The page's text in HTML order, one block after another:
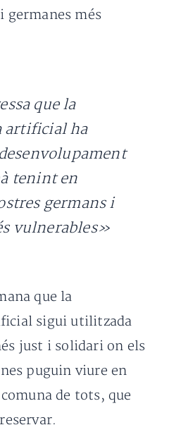
germanes més
que la
artificial ha
tenint en
germans i
vulnerables»
que la
sigui utilitzada
just i solidari on els
puguin viure en
de tots, que